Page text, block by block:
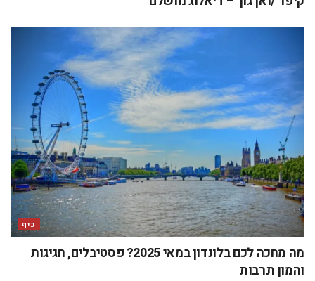
כיף
מה מחכה לכם בלונדון במאי 2025? פסטיבלים, חגיגות
והמון תרבות